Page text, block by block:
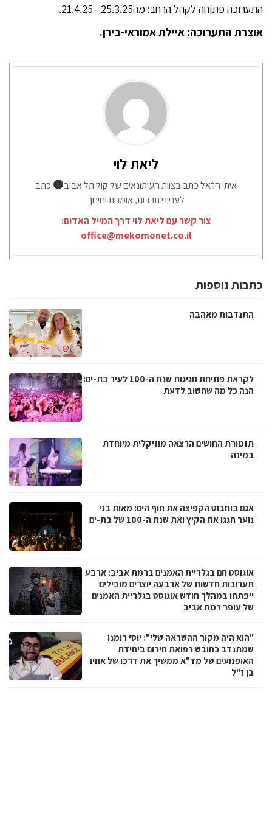
התערוכה פתוחה לקהל הרחב: מה25.3.25 –21.4.25.
אוצרת התערוכה: איילת אמוראי-בירן.
ליאת לוי
איתי הראל כתב בצוות העיתונאים של קול תל אביב
כתב
לענייני תרבות, אומנות וחינוך
צור קשר עם ליאת לוי דרך המייל האדום:
office@mekomonet.co.il
כתבות נוספות
התנדבות מאהבה
לקראת פתיחת חגיגות שנת ה-100 לעיר בת-ים:
הנה כל מה שחשוב לדעת
תזמורת החושים הרצאה מוזיקלית מיוחדת
במינה
אגם בוחבוט הקפיצה את חוף הים: מאות בני
נוער חגגו את הקיץ ואת שנת ה-100 של בת-ים
אוגוסט חם בגלריית האמנים ברמת אביב: ארבע
תערוכות חדשות של ארבעה יוצרים מובילים
ייפתחו במהלך חודש אוגוסט בגלריית האמנים
של עופר רמת אביב
"הוא היה מקור ההשראה שלי": יוסי רומנו
שמתנדב כחובש רפואת חירום ביחידת
האופנועים של מד"א ממשיך את דרכו של אחיו
בן ז"ל